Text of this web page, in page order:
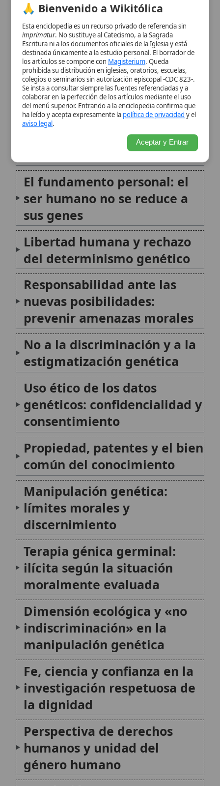
El fundamento personal: el
ser humano no se reduce a
sus genes
Libertad humana y rechazo
del determinismo genético
Responsabilidad ante las
nuevas posibilidades:
prevenir amenazas morales
No a la discriminación y a la
estigmatización genética
Uso ético de los datos
genéticos: confidencialidad y
consentimiento
Propiedad, patentes y el bien
común del conocimiento
Manipulación genética:
límites morales y
discernimiento
Terapia génica germinal:
ilícita según la situación
moralmente evaluada
Dimensión ecológica y «no
indiscriminación» en la
manipulación genética
Fe, ciencia y confianza en la
investigación respetuosa de
la dignidad
Perspectiva de derechos
humanos y unidad del
género humano
Conclusión
Citas y referencias
Modificado el 16 de junio de 2026 •FideScore™ 9.11•Citar este
artículo
Genoma humano
El genoma humano es el conjunto completo de la
información genética hereditaria de la especie
humana, codificada principalmente en el ácido
desoxirribonucleico (ADN). En el plano científico, su
estudio permite comprender la herencia, el
desarrollo y la base biológica de...
Proyecto Amor Conyugal
El Proyecto Amor Conyugal es un itinerario de fe y
formación dirigido a matrimonios cristianos -y, en
algunas convocatorias, también a novios- que busca
redescubrir el sentido sacramental del matrimonio y
vivir la vocación conyugal con renovado realismo, con